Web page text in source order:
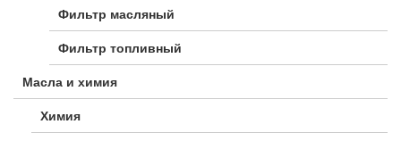
Фильтр масляный
Фильтр топливный
Масла и химия
Химия